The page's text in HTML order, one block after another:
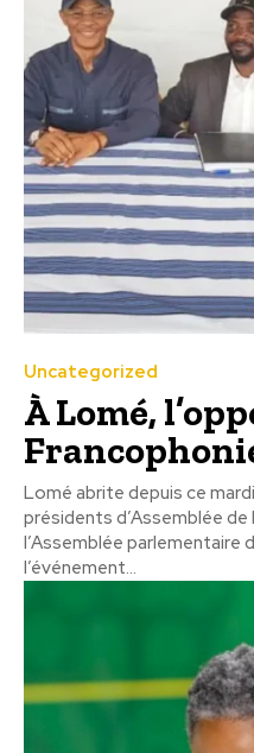
Uncategorized
À Lomé,
Lomé abrite depuis ce
présidents d’Assemblée de
l’Assemblée parlementaire
l’événement...